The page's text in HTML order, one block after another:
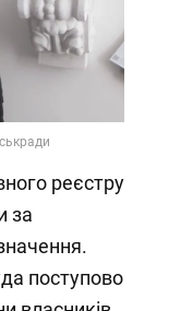
реєстру
за
поступово